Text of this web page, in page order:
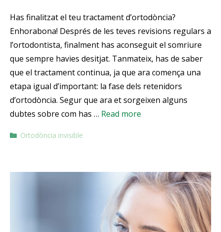
Has finalitzat el teu tractament d’ortodòncia?
Enhorabona! Després de les teves revisions regulars a
l’ortodontista, finalment has aconseguit el somriure
que sempre havies desitjat. Tanmateix, has de saber
que el tractament continua, ja que ara comença una
etapa igual d’important: la fase dels retenidors
d’ortodòncia. Segur que ara et sorgeixen alguns
dubtes sobre com has … Read more
Ortodòncia invisible